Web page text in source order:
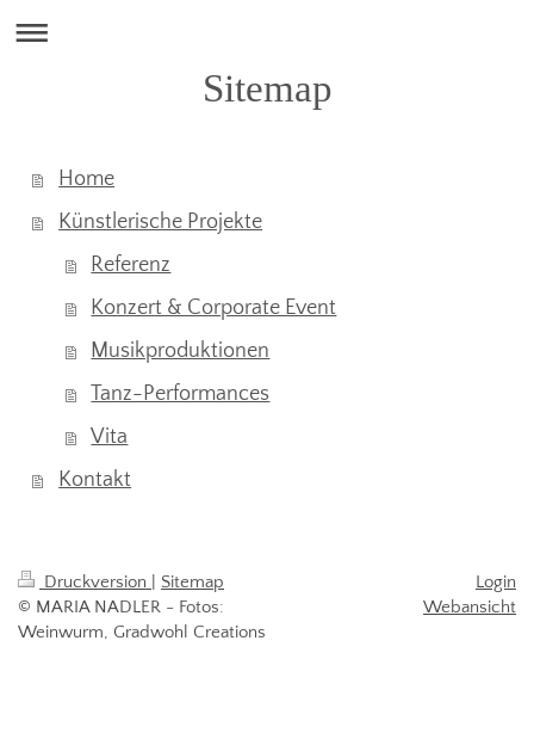
Sitemap
Home
Künstlerische Projekte
Referenz
Konzert & Corporate Event
Musikproduktionen
Tanz-Performances
Vita
Kontakt
Druckversion
Sitemap
© MARIA NADLER - Fotos:
Weinwurm, Gradwohl Creations
Login
Webansicht